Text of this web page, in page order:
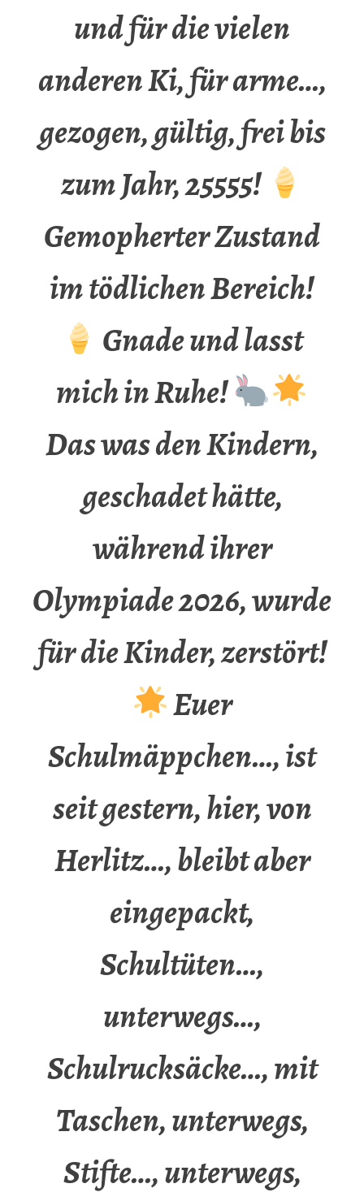
und für die vielen
anderen Ki, für arme…,
gezogen, gültig, frei bis
zum Jahr, 25555!
Gemopherter Zustand
im tödlichen Bereich!
Gnade und lasst
mich in Ruhe!
Das was den Kindern,
geschadet hätte,
während ihrer
Olympiade 2026, wurde
für die Kinder, zerstört!
Euer
Schulmäppchen…, ist
seit gestern, hier, von
Herlitz…, bleibt aber
eingepackt,
Schultüten…,
unterwegs…,
Schulrucksäcke…, mit
Taschen, unterwegs,
Stifte…, unterwegs,